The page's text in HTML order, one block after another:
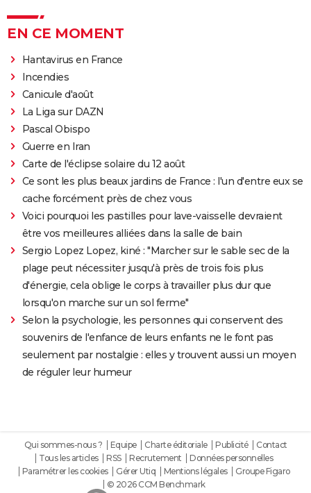
EN CE MOMENT
Hantavirus en France
Incendies
Canicule d'août
La Liga sur DAZN
Pascal Obispo
Guerre en Iran
Carte de l'éclipse solaire du 12 août
Ce sont les plus beaux jardins de France : l'un d'entre eux se
cache forcément près de chez vous
Voici pourquoi les pastilles pour lave-vaisselle devraient
être vos meilleures alliées dans la salle de bain
Sergio Lopez Lopez, kiné : "Marcher sur le sable sec de la
plage peut nécessiter jusqu'à près de trois fois plus
d'énergie, cela oblige le corps à travailler plus dur que
lorsqu'on marche sur un sol ferme"
Selon la psychologie, les personnes qui conservent des
souvenirs de l'enfance de leurs enfants ne le font pas
seulement par nostalgie : elles y trouvent aussi un moyen
de réguler leur humeur
Qui sommes-nous ? Equipe Charte éditoriale Publicité
Contact
Tous les articles
RSS Recrutement
Données personnelles
Paramétrer les cookies
Gérer Utiq Mentions légales
Groupe Figaro
© 2026 CCM Benchmark